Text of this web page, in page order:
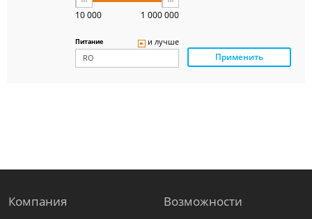
Интурист
10 000 1 000 000
Питание и лучше
Применить
Компания Возможности